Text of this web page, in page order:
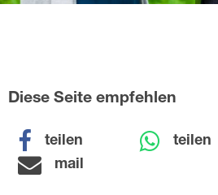
Diese Seite empfehlen
teilen
teilen
mail